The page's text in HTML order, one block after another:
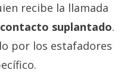
recibe la llamada
suplantado.
por los estafadores